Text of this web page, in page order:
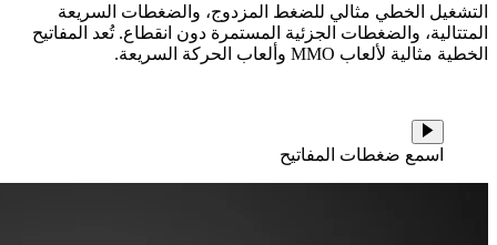
التشغيل الخطي مثالي للضغط المزدوج، والضغطات السريعة
المتتالية، والضغطات الجزئية المستمرة دون انقطاع. تُعد المفاتيح
الخطية مثالية لألعاب MMO وألعاب الحركة السريعة.
اسمع ضغطات المفاتيح